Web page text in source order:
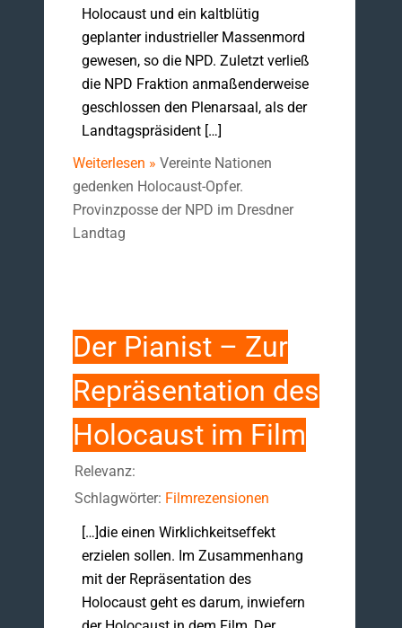
Holocaust und ein kaltblütig
geplanter industrieller Massenmord
gewesen, so die NPD. Zuletzt verließ
die NPD Fraktion anmaßenderweise
geschlossen den Plenarsaal, als der
Landtagspräsident […]
Weiterlesen » Vereinte Nationen
gedenken Holocaust-Opfer.
Provinzposse der NPD im Dresdner
Landtag
Der Pianist – Zur
Repräsentation des
Holocaust im Film
Relevanz:
Schlagwörter: Filmrezensionen
[…]die einen Wirklichkeitseffekt
erzielen sollen. Im Zusammenhang
mit der Repräsentation des
Holocaust geht es darum, inwiefern